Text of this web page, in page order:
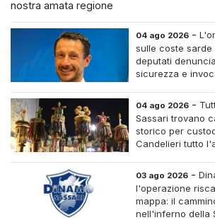
04 ago 2026 -
sulle coste sarde
deputati
sicurezza e
04 ago 2026 -
Sassari trovano
storico per
Candelieri tutto
03 ago 2026 -
l'operazione
mappa: il
nell'inferno della